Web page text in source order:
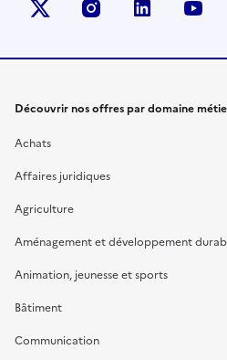
X (anciennement Twitter)
instagramlinkedin
Découvrir nos offres par domaine
Achats
Affaires juridiques
Agriculture
Aménagement et développement
Animation, jeunesse et sports
Bâtiment
Communication